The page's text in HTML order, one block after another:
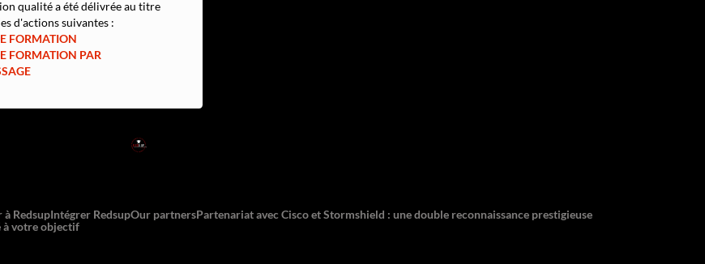
qualité a été délivrée au titre
d'actions suivantes :
FORMATION
FORMATION PAR
SUP
RED
RedsupIntégrer RedsupOur partnersPartenariat avec Cisco et Stormshield : une double reconnaissance prestigieuse
à votre objectif